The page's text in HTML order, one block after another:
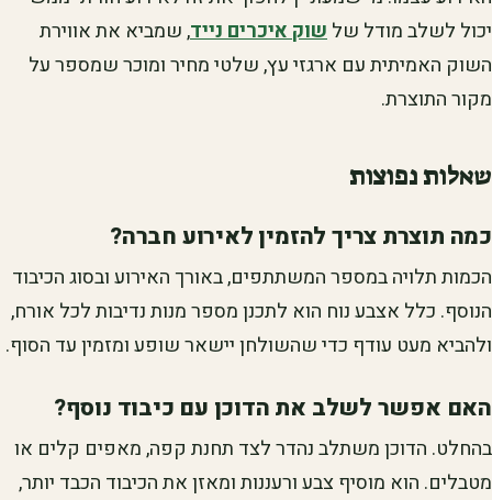
יכול לשלב מודל שלשוק איכרים נייד, שמביא את אווירת
השוק האמיתית עם ארגזי עץ, שלטי מחיר ומוכר שמספר על
מקור התוצרת.
שאלות נפוצות
כמה תוצרת צריך להזמין לאירוע חברה?
הכמות תלויה במספר המשתתפים, באורך האירוע ובסוג הכיבוד
הנוסף. כלל אצבע נוח הוא לתכנן מספר מנות נדיבות לכל אורח,
ולהביא מעט עודף כדי שהשולחן יישאר שופע ומזמין עד הסוף.
האם אפשר לשלב את הדוכן עם כיבוד נוסף?
בהחלט. הדוכן משתלב נהדר לצד תחנת קפה, מאפים קלים או
מטבלים. הוא מוסיף צבע ורעננות ומאזן את הכיבוד הכבד יותר,